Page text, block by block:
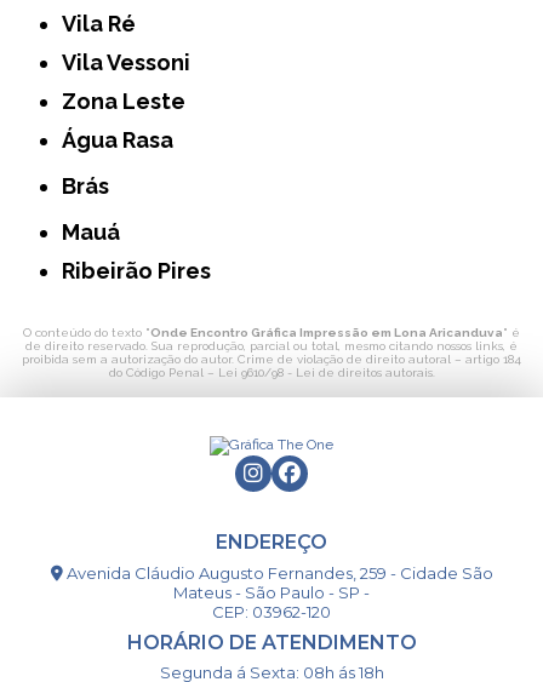
Vila Ré
Vila Vessoni
Zona Leste
Água Rasa
Brás
Mauá
Ribeirão Pires
O conteúdo do texto "Onde Encontro Gráfica Impressão em Lona Aricanduva" é
de direito reservado. Sua reprodução, parcial ou total, mesmo citando nossos links, é
proibida sem a autorização do autor. Crime de violação de direito autoral – artigo 184
do Código Penal – Lei 9610/98 - Lei de direitos autorais.
ENDEREÇO
Avenida Cláudio Augusto Fernandes, 259 - Cidade São
Mateus - São Paulo - SP -
CEP: 03962-120
HORÁRIO DE ATENDIMENTO
Segunda á Sexta: 08h ás 18h